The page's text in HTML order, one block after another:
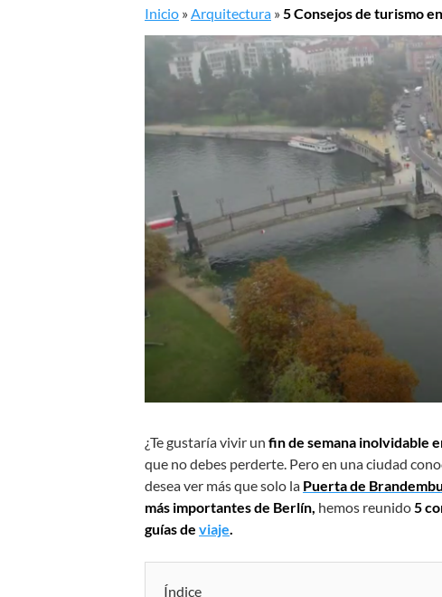
Inicio »Arquitectura »5 Consejos de turismo
¿Te gustaría vivir un fin de semana inolvidable
que no debes perderte. Pero en una ciudad
desea ver más que solo la Puerta de
más importantes de Berlín, hemos reunido 5
guías de viaje
Índice